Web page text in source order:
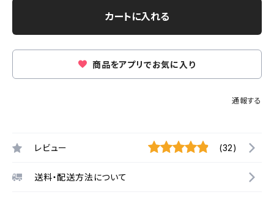
カートに入れる
商品をアプリでお気に入り
通報する
レビュー (32)
送料・配送方法について